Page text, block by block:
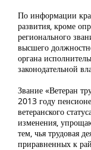
По информации
развития, кроме
регионального
высшего
органа
законодательной
Звание «Ветеран
2013 году
ветеранского
изменения,
тем, чья трудовая
приравненных к